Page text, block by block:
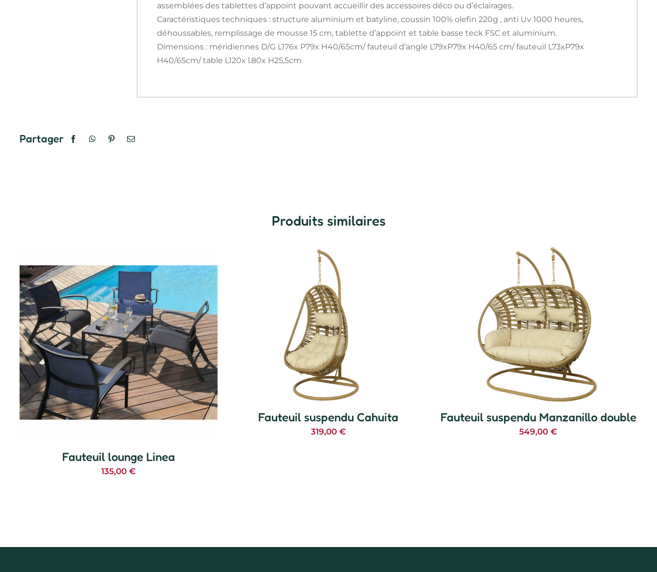
assemblées des tablettes d’appoint pouvant accueillir des accessoires déco ou d’éclairages.
Caractéristiques techniques : structure aluminium et batyline, coussin 100% olefin 220g , anti Uv 1000 heures,
déhoussables, remplissage de mousse 15 cm, tablette d’appoint et table basse teck FSC et aluminium.
Dimensions : méridiennes D/G L176x P79x H40/65cm/ fauteuil d’angle L79xP79x H40/65 cm/ fauteuil L73xP79x
H40/65cm/ table L120x l.80x H25,5cm
Partager
Produits similaires
Fauteuil lounge Linea
135,00€
Fauteuil suspendu Cahuita
319,00 €
Fauteuil suspendu Manzanillo double
549,00€